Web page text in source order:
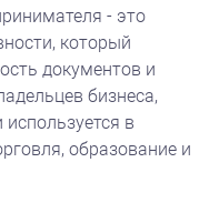
- это
который
документов и
бизнеса,
в
образование и